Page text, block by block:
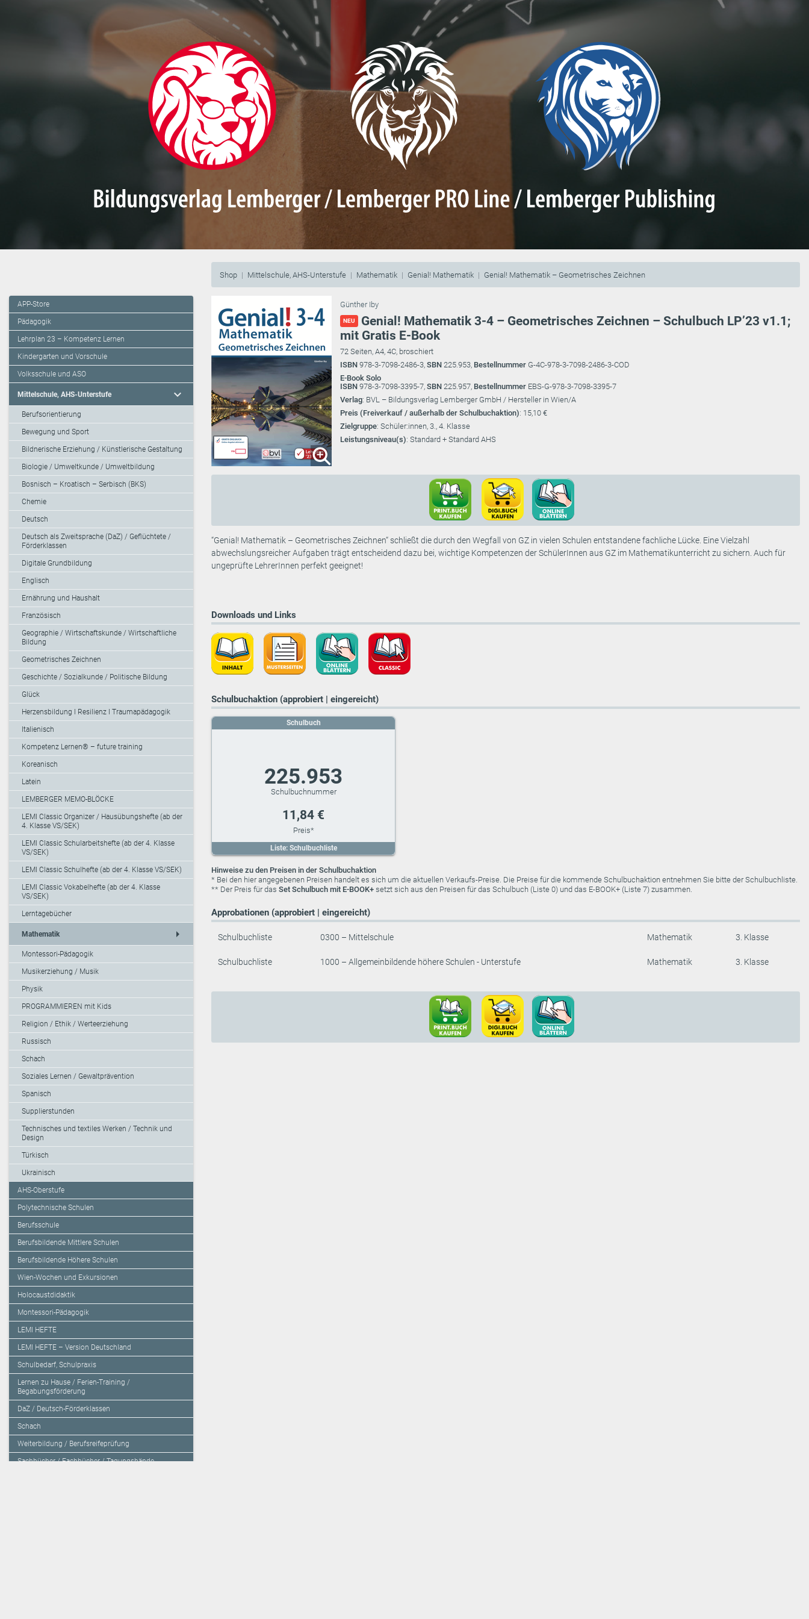
Shop Mittelschule, AHS-Unterstufe Mathematik Genial! Mathematik Genial! Mathematik – Geometrisches Zeichnen
APP-Store
Pädagogik
Lehrplan 23 – Kompetenz Lernen
Kindergarten und Vorschule
Volksschule und ASO
Mittelschule, AHS-Unterstufe expand_more
Berufsorientierung
Bewegung und Sport
Bildnerische Erziehung / Künstlerische Gestaltung
Biologie / Umweltkunde / Umweltbildung
Bosnisch – Kroatisch – Serbisch (BKS)
Chemie
Deutsch
Deutsch als Zweitsprache (DaZ) / Geflüchtete /
Förderklassen
Digitale Grundbildung
Englisch
Ernährung und Haushalt
Französisch
Geographie / Wirtschaftskunde / Wirtschaftliche
Bildung
Geometrisches Zeichnen
Geschichte / Sozialkunde / Politische Bildung
Glück
Herzensbildung I Resilienz I Traumapädagogik
Italienisch
Kompetenz Lernen® – future training
Koreanisch
Latein
LEMBERGER MEMO-BLÖCKE
LEMI Classic Organizer / Hausübungshefte (ab der
4. Klasse VS/SEK)
LEMI Classic Schularbeitshefte (ab der 4. Klasse
VS/SEK)
LEMI Classic Schulhefte (ab der 4. Klasse VS/SEK)
LEMI Classic Vokabelhefte (ab der 4. Klasse
VS/SEK)
Lerntagebücher
Mathematik arrow_right
Montessori-Pädagogik
Musikerziehung / Musik
Physik
PROGRAMMIEREN mit Kids
Religion / Ethik / Werteerziehung
Russisch
Schach
Soziales Lernen / Gewaltprävention
Spanisch
Supplierstunden
Technisches und textiles Werken / Technik und
Design
Türkisch
Ukrainisch
AHS-Oberstufe
Polytechnische Schulen
Berufsschule
Berufsbildende Mittlere Schulen
Berufsbildende Höhere Schulen
Wien-Wochen und Exkursionen
Holocaustdidaktik
Montessori-Pädagogik
LEMI HEFTE
LEMI HEFTE – Version Deutschland
Schulbedarf, Schulpraxis
Lernen zu Hause / Ferien-Training /
Begabungsförderung
DaZ / Deutsch-Förderklassen
Schach
Weiterbildung / Berufsreifeprüfung
Sachbücher / Fachbücher / Tagungsbände
Günther Iby
NEU
Genial! Mathematik 3-4 – Geometrisches Zeichnen – Schulbuch LP’23 v1.1;
mit Gratis E-Book
72 Seiten, A4, 4C, broschiert
ISBN 978-3-7098-2486-3, SBN 225.953, Bestellnummer G-4C-978-3-7098-2486-3-COD
E-Book Solo
ISBN 978-3-7098-3395-7, SBN 225.957, Bestellnummer EBS-G-978-3-7098-3395-7
Verlag: BVL – Bildungsverlag Lemberger GmbH / Hersteller in Wien/A
Preis (Freiverkauf / außerhalb der Schulbuchaktion): 15,10 €
Zielgruppe: Schüler:innen, 3., 4. Klasse
Leistungsniveau(s): Standard + Standard AHS
“Genial! Mathematik – Geometrisches Zeichnen“ schließt die durch den Wegfall von GZ in vielen Schulen entstandene fachliche Lücke. Eine Vielzahl
abwechslungsreicher Aufgaben trägt entscheidend dazu bei, wichtige Kompetenzen der SchülerInnen aus GZ im Mathematikunterricht zu sichern. Auch für
ungeprüfte LehrerInnen perfekt geeignet!
Downloads und Links
Schulbuchaktion (approbiert | eingereicht)
Liste: Schulbuchliste
Schulbuch
225.953
11,84 €
Hinweise zu den Preisen in der Schulbuchaktion
* Bei den hier angegebenen Preisen handelt es sich um die aktuellen Verkaufs-Preise. Die Preise für die kommende Schulbuchaktion entnehmen Sie bitte der Schulbuchliste.
** Der Preis für das Set Schulbuch mit E-BOOK+ setzt sich aus den Preisen für das Schulbuch (Liste 0) und das E-BOOK+ (Liste 7) zusammen.
Approbationen (approbiert | eingereicht)
Schulbuchliste 0300 – Mittelschule Mathematik 3. Klasse
Schulbuchliste 1000 – Allgemeinbildende höhere Schulen - Unterstufe Mathematik 3. Klasse